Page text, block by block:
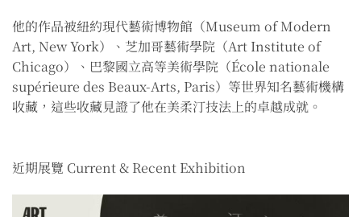
他的作品被紐約現代藝術博物館（Museum of Modern
Art, New York）、芝加哥藝術學院（Art Institute of
Chicago）、巴黎國立高等美術學院（École nationale
supérieure des Beaux-Arts, Paris）等世界知名藝術機構
收藏，這些收藏見證了他在美柔汀技法上的卓越成就。
近期展覽 Current & Recent Exhibition